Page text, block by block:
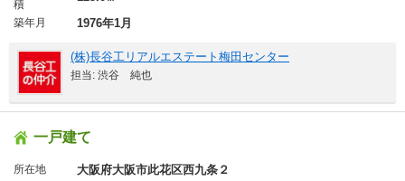
積
築年月 1976年1月
(株)長谷工リアルエステート梅田センター
担当: 渋谷 純也
一戸建て
所在地 大阪府大阪市此花区西九条２